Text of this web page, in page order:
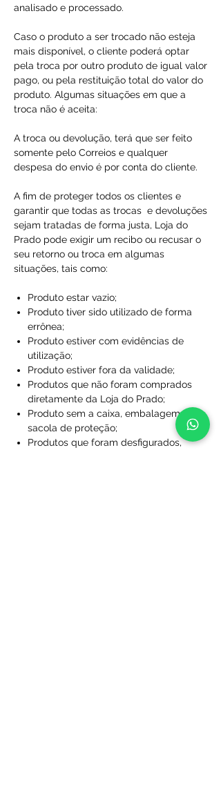
analisado e processado.
Caso o produto a ser trocado não esteja
mais disponível, o cliente poderá optar
pela troca por outro produto de igual valor
pago, ou pela restituição total do valor do
produto. Algumas situações em que a
troca não é aceita:
A troca ou devolução, terá que ser feito
somente pelo Correios e qualquer
despesa do envio é por conta do cliente.
A fim de proteger todos os clientes e
garantir que todas as trocas e devoluções
sejam tratadas de forma justa, Loja do
Prado pode exigir um recibo ou recusar o
seu retorno ou troca em algumas
situações, tais como:
Produto estar vazio;
Produto tiver sido utilizado de forma
errônea;
Produto estiver com evidências de
utilização;
Produto estiver fora da validade;
Produtos que não foram comprados
diretamente da Loja do Prado;
Produto sem a caixa, embalagem ou
sacola de proteção;
Produtos que foram desfigurados,